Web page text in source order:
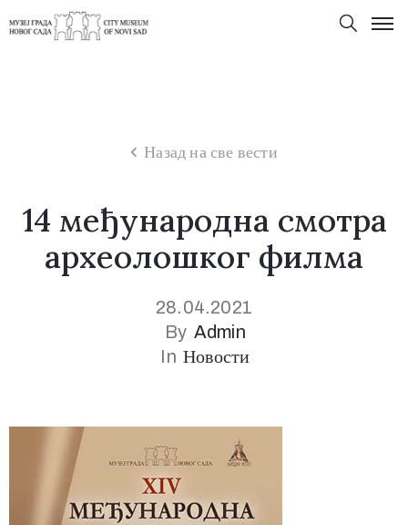
Назад на све вести
14 међународна смотра
археoлошког филма
28.04.2021
By Admin
In Новости